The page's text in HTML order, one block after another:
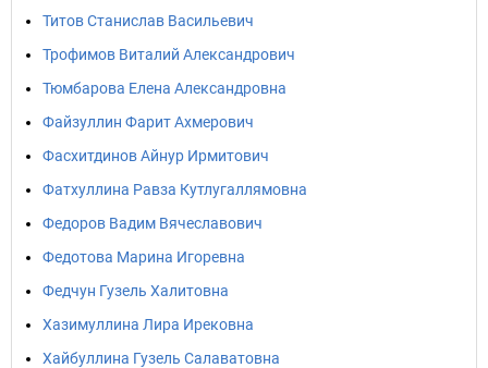
Титов Станислав Васильевич
Трофимов Виталий Александрович
Тюмбарова Елена Александровна
Файзуллин Фарит Ахмерович
Фасхитдинов Айнур Ирмитович
Фатхуллина Равза Кутлугаллямовна
Федоров Вадим Вячеславович
Федотова Марина Игоревна
Федчун Гузель Халитовна
Хазимуллина Лира Ирековна
Хайбуллина Гузель Салаватовна